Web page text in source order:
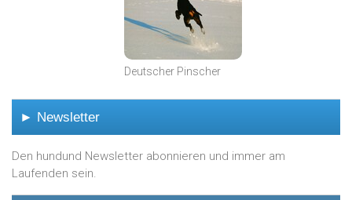
Deutscher Pinscher
► Newsletter
Den hundund Newsletter abonnieren und immer am
Laufenden sein.